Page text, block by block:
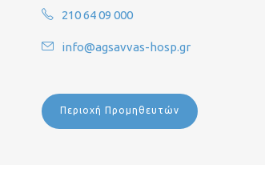
210 64 09 000
info@agsavvas-hosp.gr
Περιοχή Προμηθευτών